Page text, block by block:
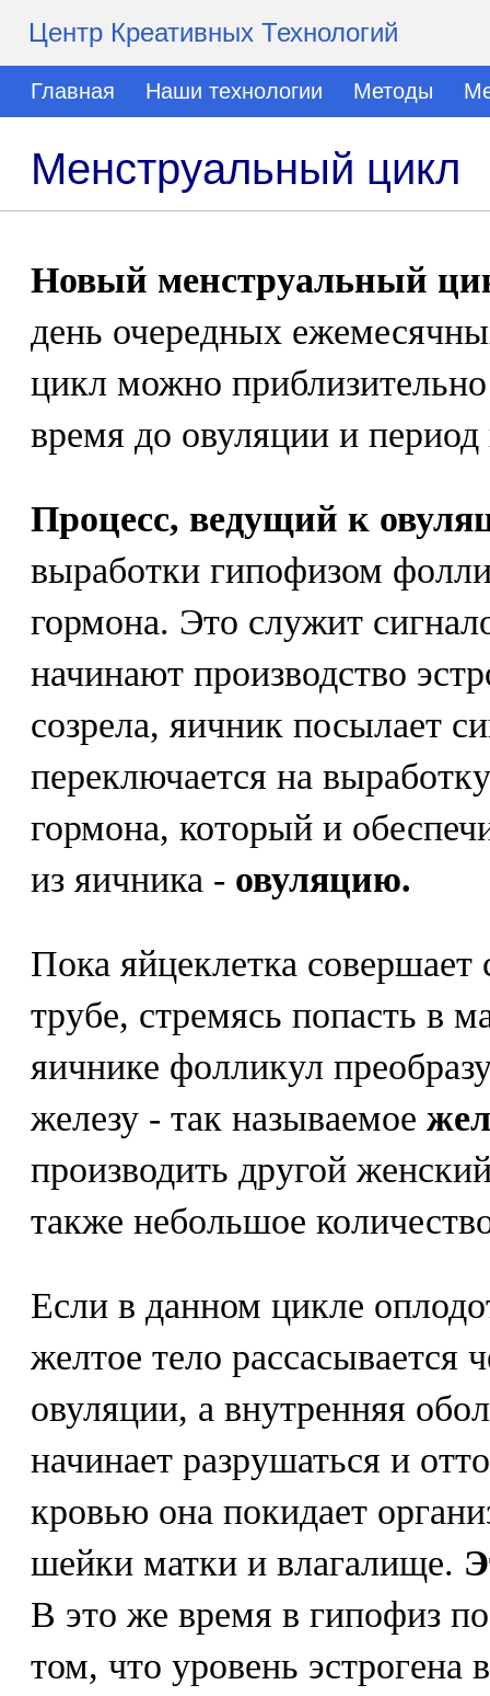
Центр Креативных Технологий
Главная Наши технологии Методы
Менструальный цикл
Новый менструальный
день очередных
цикл можно
время до овуляции и период
Процесс, ведущий к
выработки гипофизом
гормона. Это служит
начинают производство
созрела, яичник посылает
переключается на
гормона, который и
из яичника - овуляцию.
Пока яйцеклетка
трубе, стремясь попасть в
яичнике фолликул
железу - так называемое
производить другой
также небольшое
Если в данном цикле
желтое тело рассасывается
овуляции, а внутренняя
начинает разрушаться и
кровью она покидает
шейки матки и влагалище.
В это же время в гипофиз
том, что уровень